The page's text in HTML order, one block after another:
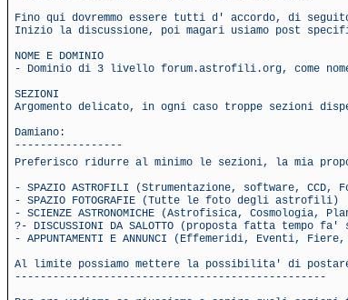
Fino qui dovremmo essere tutti d' accordo, di
Inizio la discussione, poi magari usiamo post
NOME E DOMINIO
- Dominio di 3 livello forum.astrofili.org, come
SEZIONI
Argomento delicato, in ogni caso troppe sezioni
Damiano:
-----------------
Preferisco ridurre al minimo le sezioni, la mia
- SPAZIO ASTROFILI (Strumentazione, software,
- SPAZIO FOTOGRAFIE (Tutte le foto degli astrofili)
- SCIENZE ASTRONOMICHE (Astrofisica,
?- DISCUSSIONI DA SALOTTO (proposta fatta tempo
- APPUNTAMENTI E ANNUNCI (Effemeridi, Eventi,
Al limite possiamo mettere la possibilita' di
-------------------------------------------------